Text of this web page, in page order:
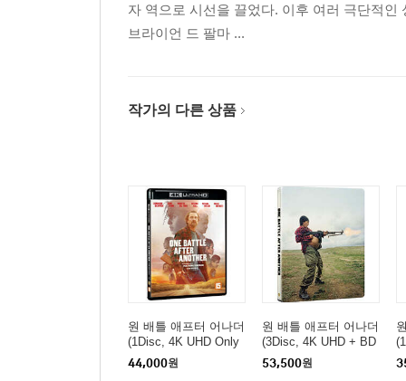
자 역으로 시선을 끌었다. 이후 여러 극단적
브라이언 드 팔마 ...
작가의 다른 상품
원 배틀 애프터 어나더
(1Disc, 4K UHD Only
일반판) : 블루레이
44,000원
원 배틀 애프터 어나더
(3Disc, 4K UHD + BD
+ BD Bonus 스틸북 한
정판) : 블루레이
53,500원